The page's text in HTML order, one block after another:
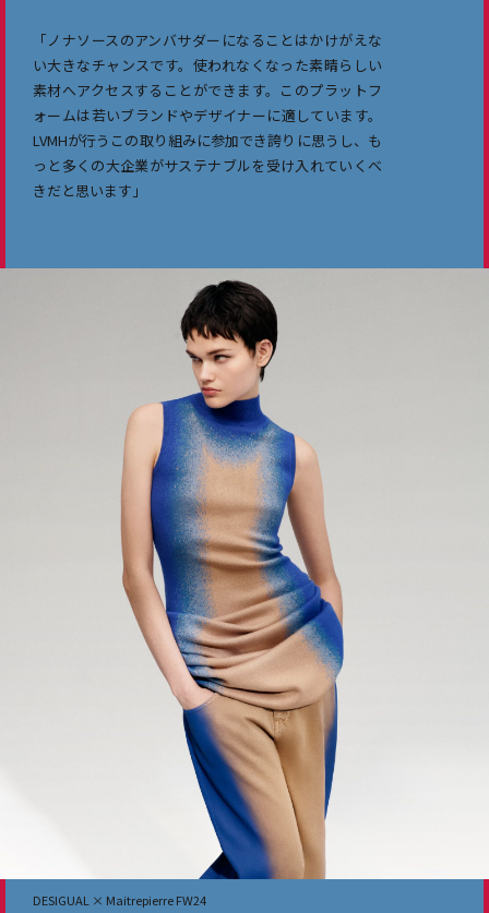
「ノナソースのアンバサダーになることはかけがえな
い大きなチャンスです。使われなくなった素晴らしい
素材へアクセスすることができます。このプラットフ
ォームは若いブランドやデザイナーに適しています。
LVMHが行うこの取り組みに参加でき誇りに思うし、も
っと多くの大企業がサステナブルを受け入れていくべ
きだと思います」
DESIGUAL × Maitrepierre FW24